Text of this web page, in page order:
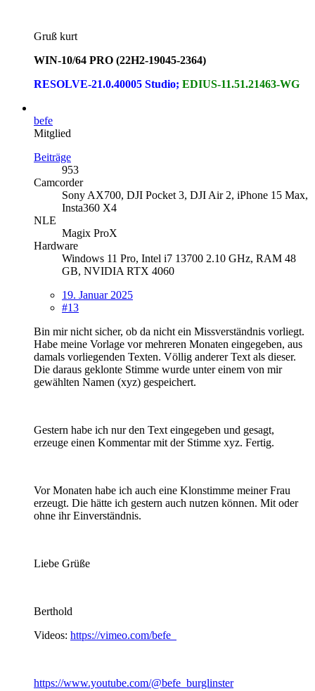
Gruß kurt
WIN-10/64 PRO (22H2-19045-2364)
RESOLVE-21.0.40005 Studio; EDIUS-11.51.21463-WG
befe
Mitglied
Beiträge
953
Camcorder
Sony AX700, DJI Pocket 3, DJI Air 2, iPhone 15 Max,
Insta360 X4
NLE
Magix ProX
Hardware
Windows 11 Pro, Intel i7 13700 2.10 GHz, RAM 48
GB, NVIDIA RTX 4060
19. Januar 2025
#13
Bin mir nicht sicher, ob da nicht ein Missverständnis vorliegt.
Habe meine Vorlage vor mehreren Monaten eingegeben, aus
damals vorliegenden Texten. Völlig anderer Text als dieser.
Die daraus geklonte Stimme wurde unter einem von mir
gewählten Namen (xyz) gespeichert.
Gestern habe ich nur den Text eingegeben und gesagt,
erzeuge einen Kommentar mit der Stimme xyz. Fertig.
Vor Monaten habe ich auch eine Klonstimme meiner Frau
erzeugt. Die hätte ich gestern auch nutzen können. Mit oder
ohne ihr Einverständnis.
Liebe Grüße
Berthold
Videos: https://vimeo.com/befe
https://www.youtube.com/@befe_burglinster